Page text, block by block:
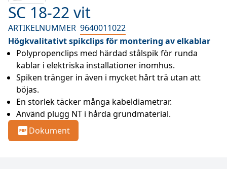
SC 18-22 vit
ARTIKELNUMMER 9640011022
Högkvalitativt spikclips för montering av elkablar
Polypropenclips med härdad stålspik för runda
kablar i elektriska installationer inomhus.
Spiken tränger in även i mycket hårt trä utan att
böjas.
En storlek täcker många kabeldiametrar.
Använd plugg NT i hårda grundmaterial.
Dokument